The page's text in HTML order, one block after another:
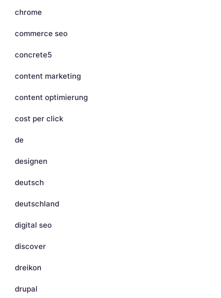
chrome
commerce seo
concrete5
content marketing
content optimierung
cost per click
de
designen
deutsch
deutschland
digital seo
discover
dreikon
drupal